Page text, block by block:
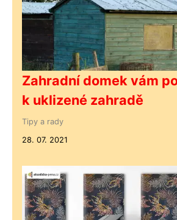
Zahradní domek vám
k uklizené zahradě
Tipy a rady
28. 07. 2021